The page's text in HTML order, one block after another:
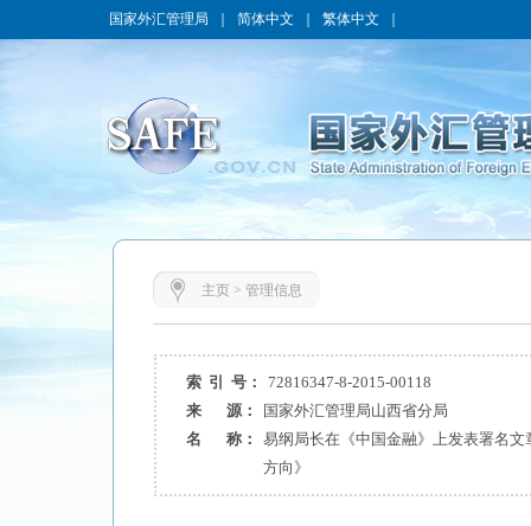
国家外汇管理局 简体中文 繁体中文
主页> 管理信息
索 引 号：
72816347-8-2015-00118
来 源：
国家外汇管理局山西省分局
名 称：
易纲局长在《中国金融》上发表署名
方向》